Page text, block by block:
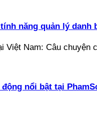
năng quản lý danh
nổi bật tại